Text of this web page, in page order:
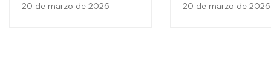
20 de marzo de 2026 20 de marzo de 2026